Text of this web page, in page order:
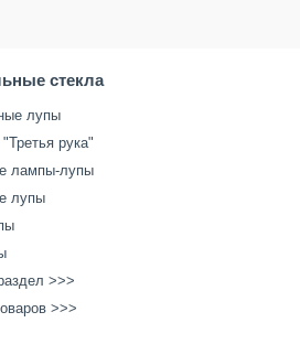
стекла
лупы
рука"
лампы-лупы
лупы
>>>
>>>